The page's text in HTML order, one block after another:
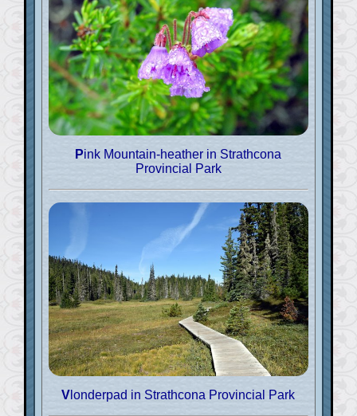
Pink Mountain-heather in Strathcona
Provincial Park
Vlonderpad in Strathcona Provincial Park